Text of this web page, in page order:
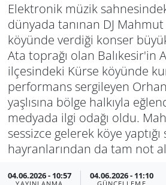
Elektronik müzik
dünyada tanınan DJ
köyünde verdiği konser
Ata toprağı olan Balıkesir'in
ilçesindeki Kürse köyünde
performans sergileyen
yaşlısına bölge halkıyla
medyada ilgi odağı oldu.
sessizce gelerek köye
hayranlarından da tam not
04.06.2026 - 10:57 04.06.2026 - 11:10